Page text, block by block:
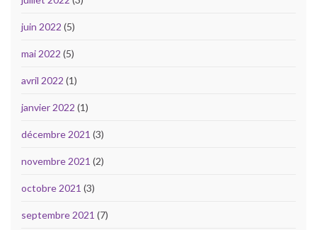
juin 2022 (5)
mai 2022 (5)
avril 2022 (1)
janvier 2022 (1)
décembre 2021 (3)
novembre 2021 (2)
octobre 2021 (3)
septembre 2021 (7)